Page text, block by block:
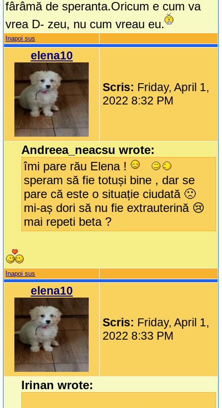
fârâmă de speranta.Oricum e cum va
vrea D- zeu, nu cum vreau eu.
Inapoi sus
elena10
Scris: Friday, April 1,
2022 8:32 PM
Andreea_neacsu wrote:
îmi pare rău Elena !
speram să fie totuși bine , dar se
pare că este o situație ciudată 🙁
mi-aș dori să nu fie extrauterină 😢
mai repeti beta ?
Inapoi sus
elena10
Scris: Friday, April 1,
2022 8:33 PM
Irinan wrote: